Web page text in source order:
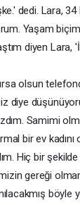
dedi. Lara,
Yaşam
diyen Lara,
olsun
diye
Samimi
bir ev
Hiç bir şekilde
gereği
böyle